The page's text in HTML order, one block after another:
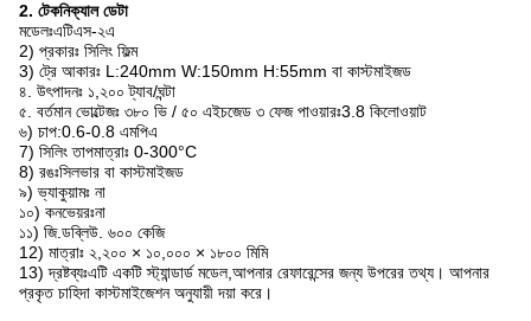
2. টেকনিক্যাল ডেটা
মডেলঃএটিএস-২এ
2) প্রকারঃ সিলিং ফিল্ম
3) ট্রে আকারঃ L:240mm W:150mm H:55mm বা কাস্টমাইজড
৪. উৎপাদনঃ ১,২০০ ট্যাব/ঘন্টা
৫. বর্তমান ভোল্টেজঃ ৩৮০ ভি / ৫০ এইচজেড ৩ ফেজ পাওয়ারঃ3.8 কিলোওয়াট
৬) চাপ:0.6-0.8 এমপিএ
7) সিলিং তাপমাত্রাঃ 0-300°C
8) রঙঃসিলভার বা কাস্টমাইজড
৯) ভ্যাকুয়ামঃ না
১০) কনভেয়রঃনা
১১) জি.ডব্লিউ. ৬০০ কেজি
12) মাত্রাঃ ২,২০০ × ১০,০০০ × ১৮০০ মিমি
13) দ্রষ্টব্যঃএটি একটি স্ট্যান্ডার্ড মডেল,আপনার রেফারেন্সের জন্য উপরের তথ্য। আপনার
প্রকৃত চাহিদা কাস্টমাইজেশন অনুযায়ী দয়া করে।